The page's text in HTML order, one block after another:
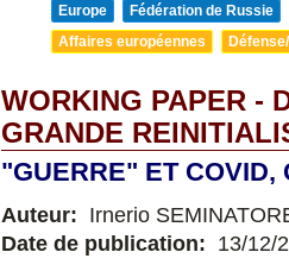
Europe
Fédération de Russie
Affaires européennes
WORKING PAPER -
GRANDE
"GUERRE" ET COVID,
Auteur: Irnerio
Date de publication: 13/12/